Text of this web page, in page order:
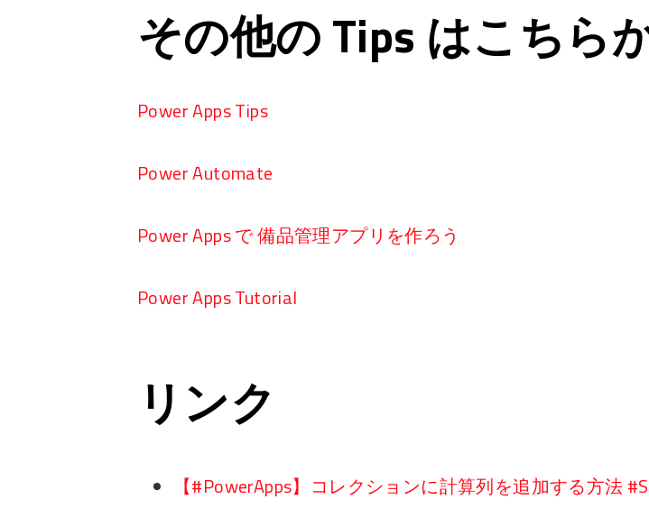
その他の Tips はこちら
Power Apps Tips
Power Automate
Power Apps で 備品管理アプリを作ろう
Power Apps Tutorial
リンク
【#PowerApps】コレクションに計算列を追加する方法